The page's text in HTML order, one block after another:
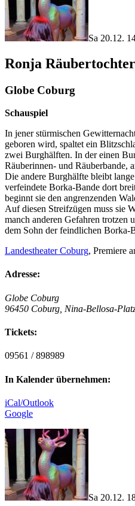
Sa 20.12.
Ronja Räubertochter
Globe Coburg
Schauspiel
In jener stürmischen
geboren wird, spaltet ein
zwei Burghälften. In der einen
Räuberinnen- und Räuberbande,
Die andere Burghälfte bleibt
verfeindete Borka-Bande dort
beginnt sie den angrenzenden
Auf diesen Streifzügen muss sie
manch anderen Gefahren trotzen
dem Sohn der feindlichen Borka-
Landestheater Coburg, Premiere
Adresse:
Globe Coburg
96450 Coburg, Nina-Bellosa-
Tickets:
09561 / 898989
In Kalender übernehmen:
iCal/Outlook
Google
Sa 20.12.